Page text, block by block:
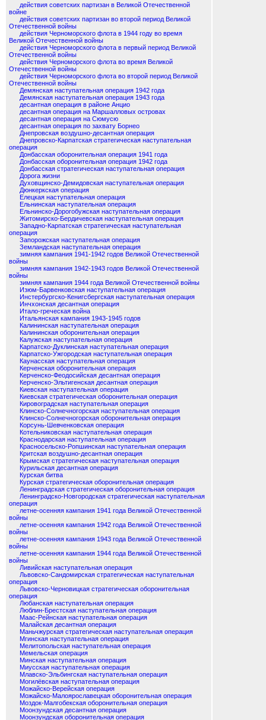
действия советских партизан в Великой Отечественной
войне
действия советских партизан во второй период Великой
Отечественной войны
действия Черноморского флота в 1944 году во время
Великой Отечественной войны
действия Черноморского флота в первый период Великой
Отечественной войны
действия Черноморского флота во время Великой
Отечественной войны
действия Черноморского флота во второй период Великой
Отечественной войны
Демянская наступательная операция 1942 года
Демянская наступательная операция 1943 года
десантная операция в районе Анцио
десантная операция на Маршалловых островах
десантная операция на Сюмусю
десантная операция по захвату Борнео
Днепровская воздушно-десантная операция
Днепровско-Карпатская стратегическая наступательная
операция
Донбасская оборонительная операция 1941 года
Донбасская оборонительная операция 1942 года
Донбасская стратегическая наступательная операция
Дорога жизни
Духовщинско-Демидовская наступательная операция
Дюнкеркская операция
Елецкая наступательная операция
Ельнинская наступательная операция
Ельнинско-Дорогобужская наступательная операция
Житомирско-Бердичевская наступательная операция
Западно-Карпатская стратегическая наступательная
операция
Запорожская наступательная операция
Земландская наступательная операция
зимняя кампания 1941-1942 годов Великой Отечественной
войны
зимняя кампания 1942-1943 годов Великой Отечественной
войны
зимняя кампания 1944 года Великой Отечественной войны
Изюм-Барвенковская наступательная операция
Инстербургско-Кенигсбергская наступательная операция
Инчхонская десантная операция
Итало-греческая война
Итальянская кампания 1943-1945 годов
Калининская наступательная операция
Калининская оборонительная операция
Калужская наступательная операция
Карпатско-Дуклинская наступательная операция
Карпатско-Ужгородская наступательная операция
Каунасская наступательная операция
Керченская оборонительная операция
Керченско-Феодосийская десантная операция
Керченско-Эльтигенская десантная операция
Киевская наступательная операция
Киевская стратегическая оборонительная операция
Кировоградская наступательная операция
Клинско-Солнечногорская наступательная операция
Клинско-Солнечногорская оборонительная операция
Корсунь-Шевченковская операция
Котельниковская наступательная операция
Краснодарская наступательная операция
Красносельско-Ропшинская наступательная операция
Критская воздушно-десантная операция
Крымская стратегическая наступательная операция
Курильская десантная операция
Курская битва
Курская стратегическая оборонительная операция
Ленинградская стратегическая оборонительная операция
Ленинградско-Новгородская стратегическая наступательная
операция
летне-осенняя кампания 1941 года Великой Отечественной
войны
летне-осенняя кампания 1942 года Великой Отечественной
войны
летне-осенняя кампания 1943 года Великой Отечественной
войны
летне-осенняя кампания 1944 года Великой Отечественной
войны
Ливийская наступательная операция
Львовско-Сандомирская стратегическая наступательная
операция
Львовско-Черновицкая стратегическая оборонительная
операция
Любанская наступательная операция
Люблин-Брестская наступательная операция
Маас-Рейнская наступательная операция
Малайская десантная операция
Маньчжурская стратегическая наступательная операция
Мгинская наступательная операция
Мелитопольская наступательная операция
Мемельская операция
Минская наступательная операция
Миусская наступательная операция
Млавско-Эльбингская наступательная операция
Могилёвская наступательная операция
Можайско-Верейская операция
Можайско-Малоярославецкая оборонительная операция
Моздок-Малгобекская оборонительная операция
Моонзундская десантная операция
Моонзундская оборонительная операция